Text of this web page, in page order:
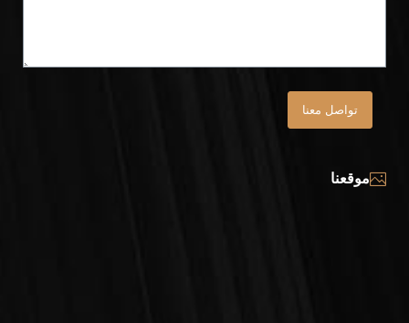
تواصل معنا
موقعنا